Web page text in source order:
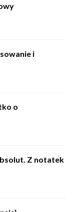
i
o
Z notatek